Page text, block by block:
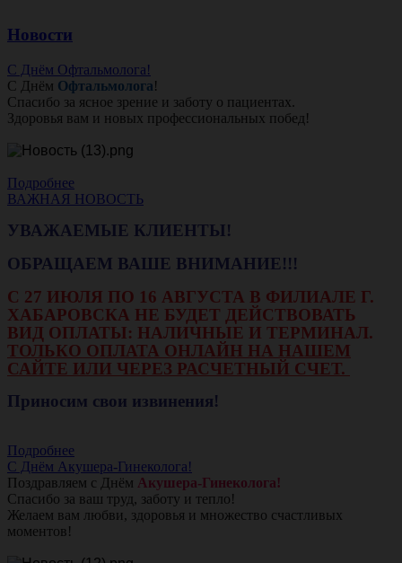
Новости
С Днём Офтальмолога!
С Днём Офтальмолога!
Спасибо за ясное зрение и заботу о пациентах.
Здоровья вам и новых профессиональных побед!
Подробнее
ВАЖНАЯ НОВОСТЬ
УВАЖАЕМЫЕ КЛИЕНТЫ!
ОБРАЩАЕМ ВАШЕ ВНИМАНИЕ!!!
С 27 ИЮЛЯ ПО 16 АВГУСТА В ФИЛИАЛЕ Г.
ХАБАРОВСКА НЕ БУДЕТ ДЕЙСТВОВАТЬ
ВИД ОПЛАТЫ: НАЛИЧНЫЕ И ТЕРМИНАЛ.
ТОЛЬКО ОПЛАТА ОНЛАЙН НА НАШЕМ
САЙТЕ ИЛИ ЧЕРЕЗ РАСЧЕТНЫЙ СЧЕТ.
Приносим свои извинения!
Подробнее
С Днём Акушера-Гинеколога!
Поздравляем с Днём Акушера-Гинеколога!
Спасибо за ваш труд, заботу и тепло!
Желаем вам любви, здоровья и множество счастливых
моментов!